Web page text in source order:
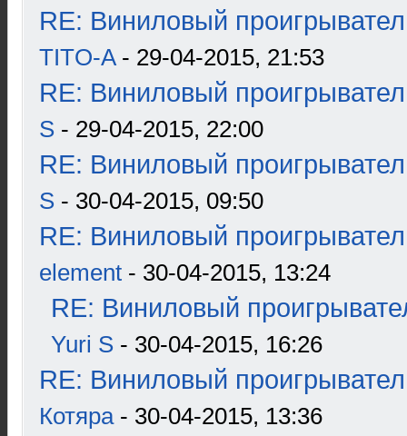
RE: Виниловый
TITO-A- 29-04-2015, 21:53
RE: Виниловый
S - 29-04-2015, 22:00
RE: Виниловый
S - 30-04-2015, 09:50
RE: Виниловый
element - 30-04-2015, 13:24
RE: Виниловый
Yuri S - 30-04-2015, 16:26
RE: Виниловый
Котяра- 30-04-2015, 13:36